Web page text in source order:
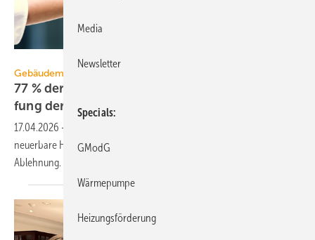
Gebäudemodernisierungsgesetz
77 % der Energieberatenden leh­nen Ab­schaf­
fung der 65%-Regel
17.04.2026 -
neu­er­bare Heiz­energie stößt bei Ener­gie­be­ra­ten­den auf breite
Ab­leh­nung.
Media
Newsletter
Specials
GModG
Wärmepumpe
Heizungsförderung